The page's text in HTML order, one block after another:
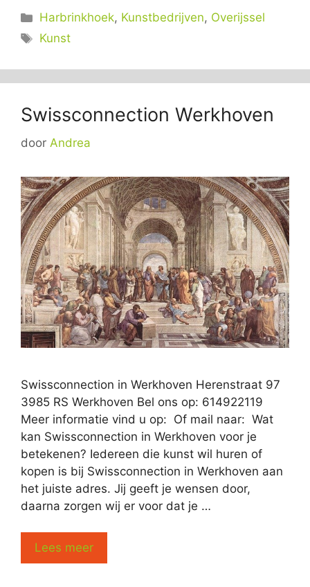
Categorieën
Harbrinkhoek, Kunstbedrijven, Overijssel
Tags
Kunst
Swissconnection Werkhoven
door Andrea
Swissconnection in Werkhoven Herenstraat 97
3985 RS Werkhoven Bel ons op: 614922119
Meer informatie vind u op: Of mail naar: Wat
kan Swissconnection in Werkhoven voor je
betekenen? Iedereen die kunst wil huren of
kopen is bij Swissconnection in Werkhoven aan
het juiste adres. Jij geeft je wensen door,
daarna zorgen wij er voor dat je …
Lees meer